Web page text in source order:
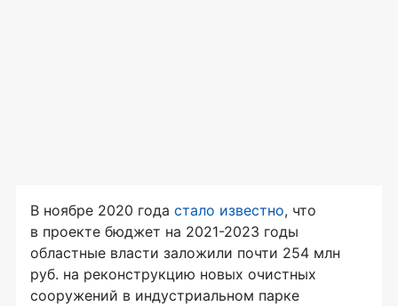
В ноябре 2020 года стало известно, что
в проекте бюджет на 2021-2023 годы
областные власти заложили почти 254 млн
руб. на реконструкцию новых очистных
сооружений в индустриальном парке